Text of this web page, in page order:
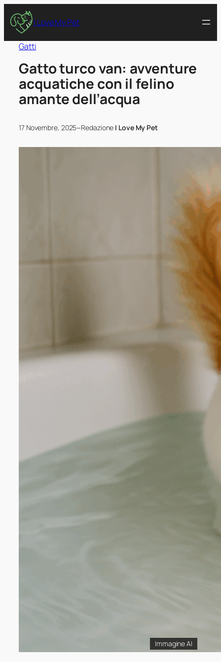
I Love My Pet
Gatti
Gatto turco van: avventure
acquatiche con il felino
amante dell’acqua
17 Novembre, 2025–Redazione I Love My Pet
Immagine AI